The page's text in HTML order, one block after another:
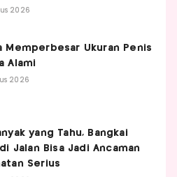
2026
Memperbesar Ukuran Penis
Alami
2026
yang Tahu, Bangkai
Jalan Bisa Jadi Ancaman
Serius